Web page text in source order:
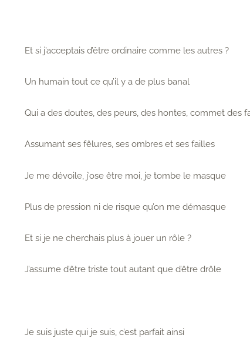
Et si j’acceptais d’être ordinaire comme les autres ?
Un humain tout ce qu’il y a de plus banal
Qui a des doutes, des peurs, des hontes, commet des
Assumant ses fêlures, ses ombres et ses failles
Je me dévoile, j’ose être moi, je tombe le masque
Plus de pression ni de risque qu’on me démasque
Et si je ne cherchais plus à jouer un rôle ?
J’assume d’être triste tout autant que d’être drôle
Je suis juste qui je suis, c’est parfait ainsi